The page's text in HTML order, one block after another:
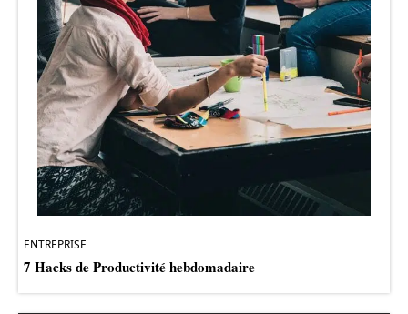
ENTREPRISE
7 Hacks de Productivité hebdomadaire